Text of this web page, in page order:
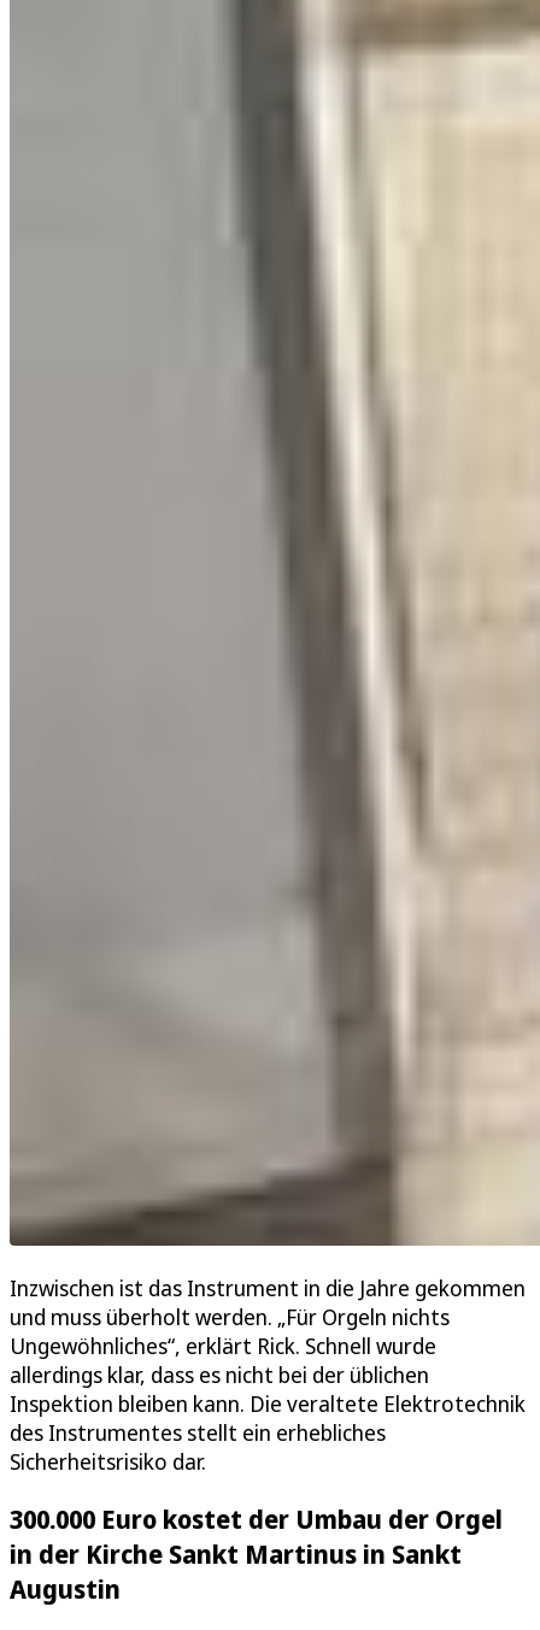
Inzwischen ist das Instrument in die Jahre gekommen
und muss überholt werden. „Für Orgeln nichts
Ungewöhnliches“, erklärt Rick. Schnell wurde
allerdings klar, dass es nicht bei der üblichen
Inspektion bleiben kann. Die veraltete Elektrotechnik
des Instrumentes stellt ein erhebliches
Sicherheitsrisiko dar.
300.000 Euro kostet der Umbau der Orgel
in der Kirche Sankt Martinus in Sankt
Augustin